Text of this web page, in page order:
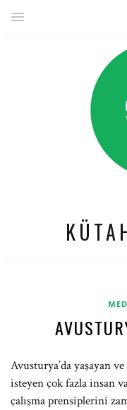
Avusturya’da yaşayan
isteyen çok fazla insan
çalışma prensiplerini